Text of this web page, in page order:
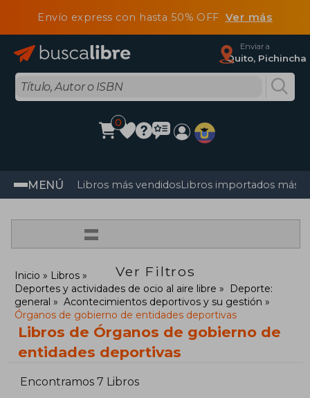
Envío express con hasta 50% OFF Ver más
Enviar a
Quito, Pichincha
0
MENÚ Libros más vendidosLibros importados más
=
Ver Filtros
Inicio
Libros
Deportes y actividades de ocio al aire libre
Deporte:
general
Acontecimientos deportivos y su gestión
Órganos de gobierno de entidades deportivas
Libros de Órganos de gobierno de
entidades deportivas
Encontramos 7 Libros